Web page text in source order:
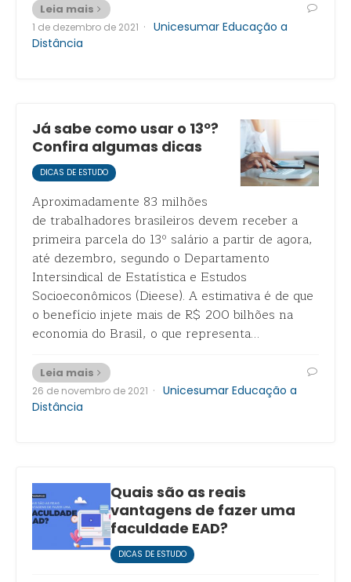
Leia mais
1 de dezembro de 2021 · Unicesumar Educação a
Distância
Já sabe como usar o 13º?
Confira algumas dicas
DICAS DE ESTUDO
Aproximadamente 83 milhões
de trabalhadores brasileiros devem receber a
primeira parcela do 13º salário a partir de agora,
até dezembro, segundo o Departamento
Intersindical de Estatística e Estudos
Socioeconômicos (Dieese). A estimativa é de que
o benefício injete mais de R$ 200 bilhões na
economia do Brasil, o que representa…
Leia mais
26 de novembro de 2021 · Unicesumar Educação a
Distância
Quais são as reais
vantagens de fazer uma
faculdade EAD?
DICAS DE ESTUDO